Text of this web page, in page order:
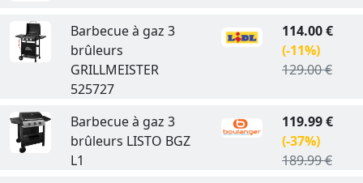
Barbecue à gaz 3
brûleurs
GRILLMEISTER
525727
114.00 €
(-11%)
129.00 €
Barbecue à gaz 3
brûleurs LISTO BGZ
L1
119.99 €
(-37%)
189.99 €